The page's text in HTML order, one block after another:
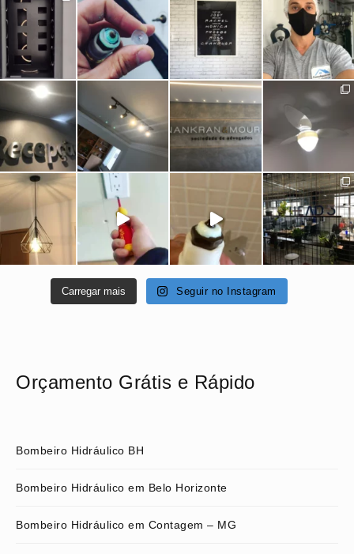
Carregar mais Seguir no Instagram
Orçamento Grátis e Rápido
Bombeiro Hidráulico BH
Bombeiro Hidráulico em Belo Horizonte
Bombeiro Hidráulico em Contagem – MG